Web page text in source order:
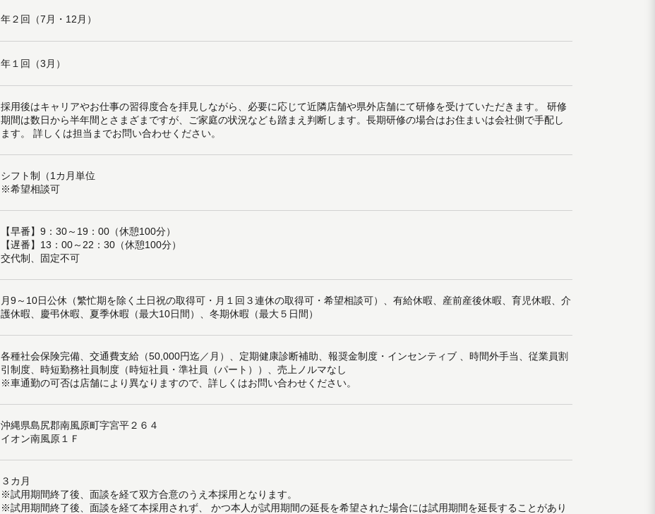
年２回（7月・12月）
年１回（3月）
採用後はキャリアやお仕事の習得度合を拝見しながら、必要に応じて近隣店舗や県外店舗にて研修を受けていただきます。 研修
期間は数日から半年間とさまざまですが、ご家庭の状況なども踏まえ判断します。長期研修の場合はお住まいは会社側で手配し
ます。 詳しくは担当までお問い合わせください。
シフト制（1カ月単位
※希望相談可
【早番】9：30～19：00（休憩100分）
【遅番】13：00～22：30（休憩100分）
交代制、固定不可
月9～10日公休（繁忙期を除く土日祝の取得可・月１回３連休の取得可・希望相談可）、有給休暇、産前産後休暇、育児休暇、介
護休暇、慶弔休暇、夏季休暇（最大10日間）、冬期休暇（最大５日間）
各種社会保険完備、交通費支給（50,000円迄／月）、定期健康診断補助、報奨金制度・インセンティブ 、時間外手当、従業員割
引制度、時短勤務社員制度（時短社員・準社員（パート））、売上ノルマなし
※車通勤の可否は店舗により異なりますので、詳しくはお問い合わせください。
沖縄県島尻郡南風原町字宮平２６４
イオン南風原１Ｆ
３カ月
※試用期間終了後、面談を経て双方合意のうえ本採用となります。
※試用期間終了後、面談を経て本採用されず、 かつ本人が試用期間の延長を希望された場合には試用期間を延長することがあり